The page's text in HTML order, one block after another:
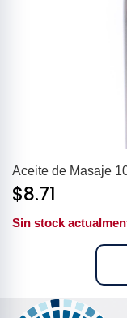
Aceite de Masaje
$8.71
Sin stock